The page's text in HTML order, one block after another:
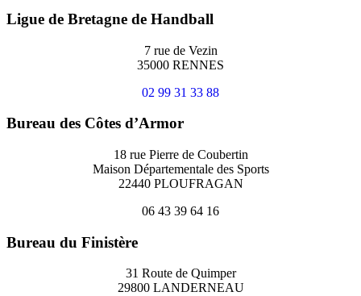
Ligue de Bretagne de Handball
7 rue de Vezin
35000 RENNES
02 99 31 33 88
Bureau des Côtes d’Armor
18 rue Pierre de Coubertin
Maison Départementale des Sports
22440 PLOUFRAGAN
06 43 39 64 16
Bureau du Finistère
31 Route de Quimper
29800 LANDERNEAU